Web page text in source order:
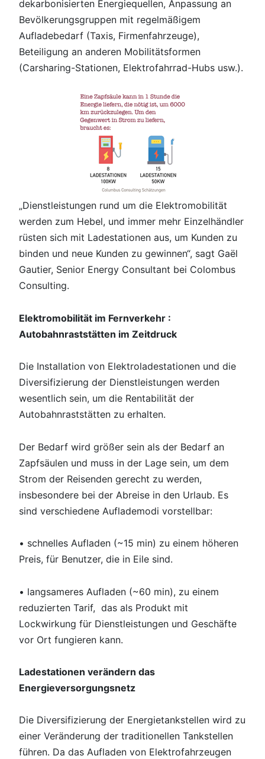
dekarbonisierten Energiequellen, Anpassung an
Bevölkerungsgruppen mit regelmäßigem
Aufladebedarf (Taxis, Firmenfahrzeuge),
Beteiligung an anderen Mobilitätsformen
(Carsharing-Stationen, Elektrofahrrad-Hubs usw.).
„Dienstleistungen rund um die Elektromobilität
werden zum Hebel, und immer mehr Einzelhändler
rüsten sich mit Ladestationen aus, um Kunden zu
binden und neue Kunden zu gewinnen“, sagt Gaël
Gautier, Senior Energy Consultant bei Colombus
Consulting.
Elektromobilität im Fernverkehr :
Autobahnraststätten im Zeitdruck
Die Installation von Elektroladestationen und die
Diversifizierung der Dienstleistungen werden
wesentlich sein, um die Rentabilität der
Autobahnraststätten zu erhalten.
Der Bedarf wird größer sein als der Bedarf an
Zapfsäulen und muss in der Lage sein, um dem
Strom der Reisenden gerecht zu werden,
insbesondere bei der Abreise in den Urlaub. Es
sind verschiedene Auflademodi vorstellbar:
• schnelles Aufladen (~15 min) zu einem höheren
Preis, für Benutzer, die in Eile sind.
• langsameres Aufladen (~60 min), zu einem
reduzierten Tarif, das als Produkt mit
Lockwirkung für Dienstleistungen und Geschäfte
vor Ort fungieren kann.
Ladestationen verändern das
Energieversorgungsnetz
Die Diversifizierung der Energietankstellen wird zu
einer Veränderung der traditionellen Tankstellen
führen. Da das Aufladen von Elektrofahrzeugen